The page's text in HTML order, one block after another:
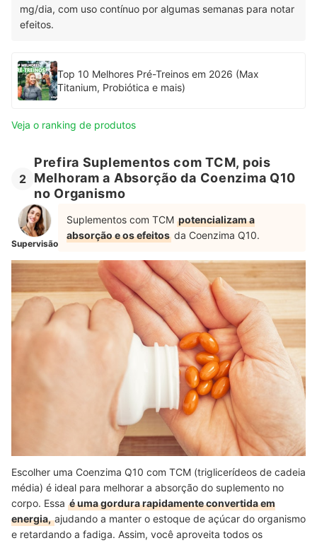
mg/dia, com uso contínuo por algumas semanas para notar
efeitos.
Top 10 Melhores Pré-Treinos em 2026 (Max
Titanium, Probiótica e mais)
Veja o ranking de produtos
2
Prefira Suplementos com TCM, pois
Melhoram a Absorção da Coenzima Q10
no Organismo
Supervisão
Suplementos com TCM potencializam a
absorção e os efeitos da Coenzima Q10.
Escolher uma Coenzima Q10 com TCM (triglicerídeos de cadeia
média) é ideal para melhorar a absorção do suplemento no
corpo. Essa é uma gordura rapidamente convertida em
energia,ajudando a manter o estoque de açúcar do organismo
e retardando a fadiga. Assim, você aproveita todos os